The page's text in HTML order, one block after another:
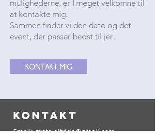
mulighederne, er I meget velkomne til
at kontakte mig.
Sammen finder vi den dato og det
event, der passer bedst til jer.
KONTAKT MIG
KONTAKT
Email:grete.elfrida@gmail.com